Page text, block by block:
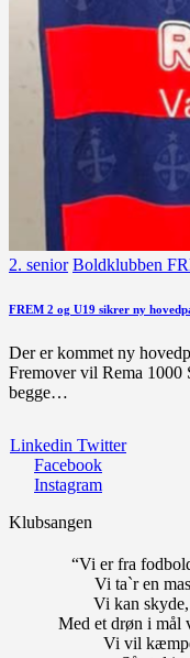
2. senior Boldklubben
FREM 2 og U19 sikrer ny
Der er kommet ny
Fremover vil Rema 1000
begge…
Linkedin Twitter
Facebook
Instagram
Klubsangen
“Vi er fra
Vi ta`r en
Vi kan
Med et drøn i mål
Vi vil